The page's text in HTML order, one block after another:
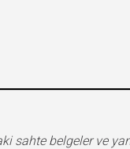
sahte belgeler ve